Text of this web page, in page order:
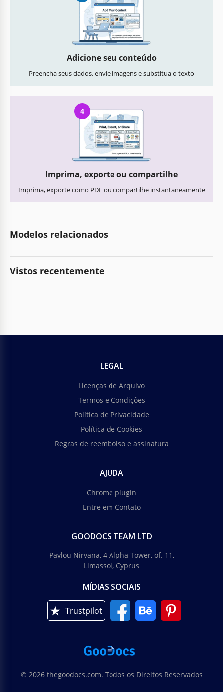
Adicione seu conteúdo
Preencha seus dados, envie imagens e substitua o texto
4
Imprima, exporte ou compartilhe
Imprima, exporte como PDF ou compartilhe instantaneamente
Modelos relacionados
Vistos recentemente
LEGAL
Licenças de Arquivo
Termos e Condições
Política de Privacidade
Política de Cookies
Regras de reembolso e assinatura
AJUDA
Chrome plugin
Entre em Contato
GOODOCS TEAM LTD
Pavlou Nirvana, 4 Alpha Tower, of. 11,
Limassol, Cyprus
MÍDIAS SOCIAIS
Trustpilot
© 2026 thegoodocs.com. Todos os Direitos Reservados